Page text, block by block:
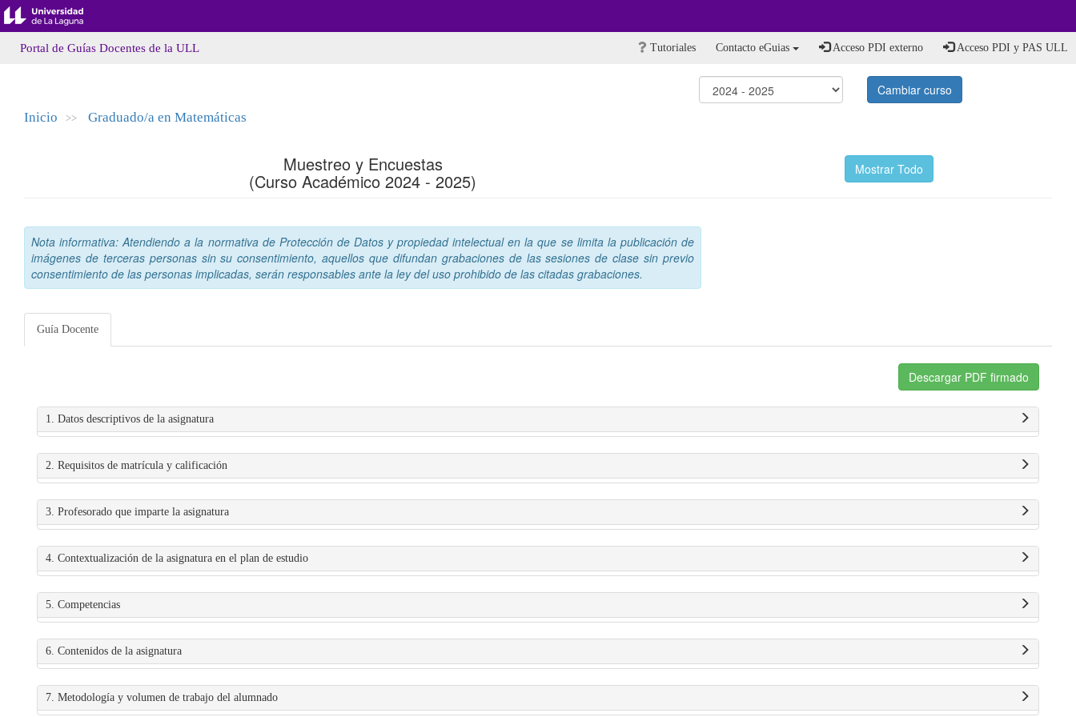
Portal de Guías Docentes de la ULL Tutoriales Contacto eGuias Acceso PDI externo Acceso PDI y PAS ULL
Cambiar curso
Inicio >> Graduado/a en Matemáticas
Muestreo y Encuestas
(Curso Académico 2024 - 2025)
Mostrar Todo
Nota informativa: Atendiendo a la normativa de Protección de Datos y propiedad intelectual en la que se limita la publicación de
imágenes de terceras personas sin su consentimiento, aquellos que difundan grabaciones de las sesiones de clase sin previo
consentimiento de las personas implicadas, serán responsables ante la ley del uso prohibido de las citadas grabaciones.
Guía Docente
Descargar PDF firmado
1. Datos descriptivos de la asignatura
2. Requisitos de matrícula y calificación
3. Profesorado que imparte la asignatura
4. Contextualización de la asignatura en el plan de estudio
5. Competencias
6. Contenidos de la asignatura
7. Metodología y volumen de trabajo del alumnado